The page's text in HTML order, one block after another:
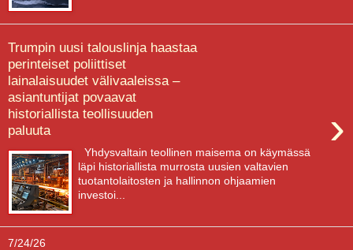
Trumpin uusi talouslinja haastaa
perinteiset poliittiset
lainalaisuudet välivaaleissa –
asiantuntijat povaavat
historiallista teollisuuden
paluuta
›
Yhdysvaltain teollinen maisema on käymässä
läpi historiallista murrosta uusien valtavien
tuotantolaitosten ja hallinnon ohjaamien
investoi...
7/24/26